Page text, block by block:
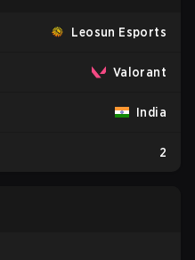
Leosun Esports
Valorant
India
2